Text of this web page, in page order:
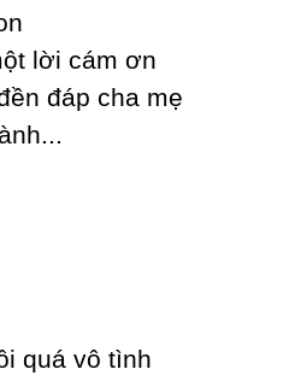
lời cám ơn
đáp cha mẹ
quá vô tình